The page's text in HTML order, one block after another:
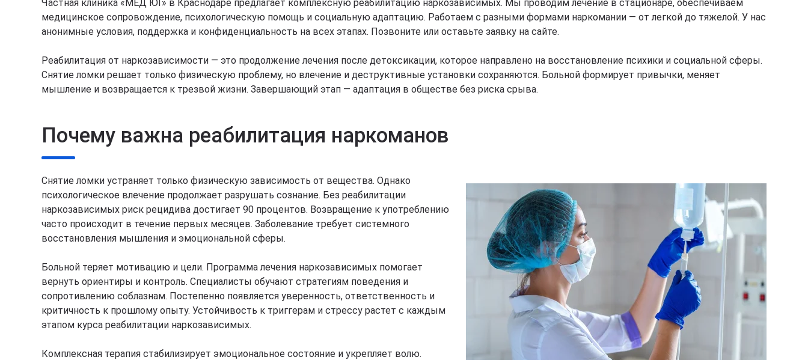
Частная клиника «МЕД ЮГ» в Краснодаре предлагает комплексную реабилитацию наркозависимых. Мы проводим лечение в стационаре, обеспечиваем
медицинское сопровождение, психологическую помощь и социальную адаптацию. Работаем с разными формами наркомании — от легкой до тяжелой. У нас
анонимные условия, поддержка и конфиденциальность на всех этапах. Позвоните или оставьте заявку на сайте.
Реабилитация от наркозависимости — это продолжение лечения после детоксикации, которое направлено на восстановление психики и социальной сферы.
Снятие ломки решает только физическую проблему, но влечение и деструктивные установки сохраняются. Больной формирует привычки, меняет
мышление и возвращается к трезвой жизни. Завершающий этап — адаптация в обществе без риска срыва.
Почему важна реабилитация наркоманов
Снятие ломки устраняет только физическую зависимость от вещества. Однако
психологическое влечение продолжает разрушать сознание. Без реабилитации
наркозависимых риск рецидива достигает 90 процентов. Возвращение к употреблению
часто происходит в течение первых месяцев. Заболевание требует системного
восстановления мышления и эмоциональной сферы.
Больной теряет мотивацию и цели. Программа лечения наркозависимых помогает
вернуть ориентиры и контроль. Специалисты обучают стратегиям поведения и
сопротивлению соблазнам. Постепенно появляется уверенность, ответственность и
критичность к прошлому опыту. Устойчивость к триггерам и стрессу растет с каждым
этапом курса реабилитации наркозависимых.
Комплексная терапия стабилизирует эмоциональное состояние и укрепляет волю.